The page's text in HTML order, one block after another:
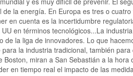
la energía. En Europa es tres o
en cuenta es la incertidumbre
en términos tecnológicos...La
la liga de innovadores. Lo que
la industria tradicional, también
miran a San Sebastián a la hora
en tiempo real el impacto de las